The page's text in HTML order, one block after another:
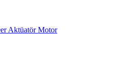
Aktüatör Motor